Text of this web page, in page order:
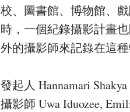
校、圖書館、博物館、
時，一個紀錄攝影計畫
外的攝影師來記錄在這
發起人 Hannamari
攝影師 Uwa Iduozee,